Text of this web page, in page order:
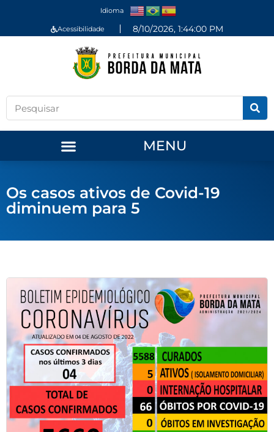
Idioma
Acessibilidade 8/10/2026, 1:44:00 PM
MENU
Os casos ativos de Covid-19
diminuem para 5